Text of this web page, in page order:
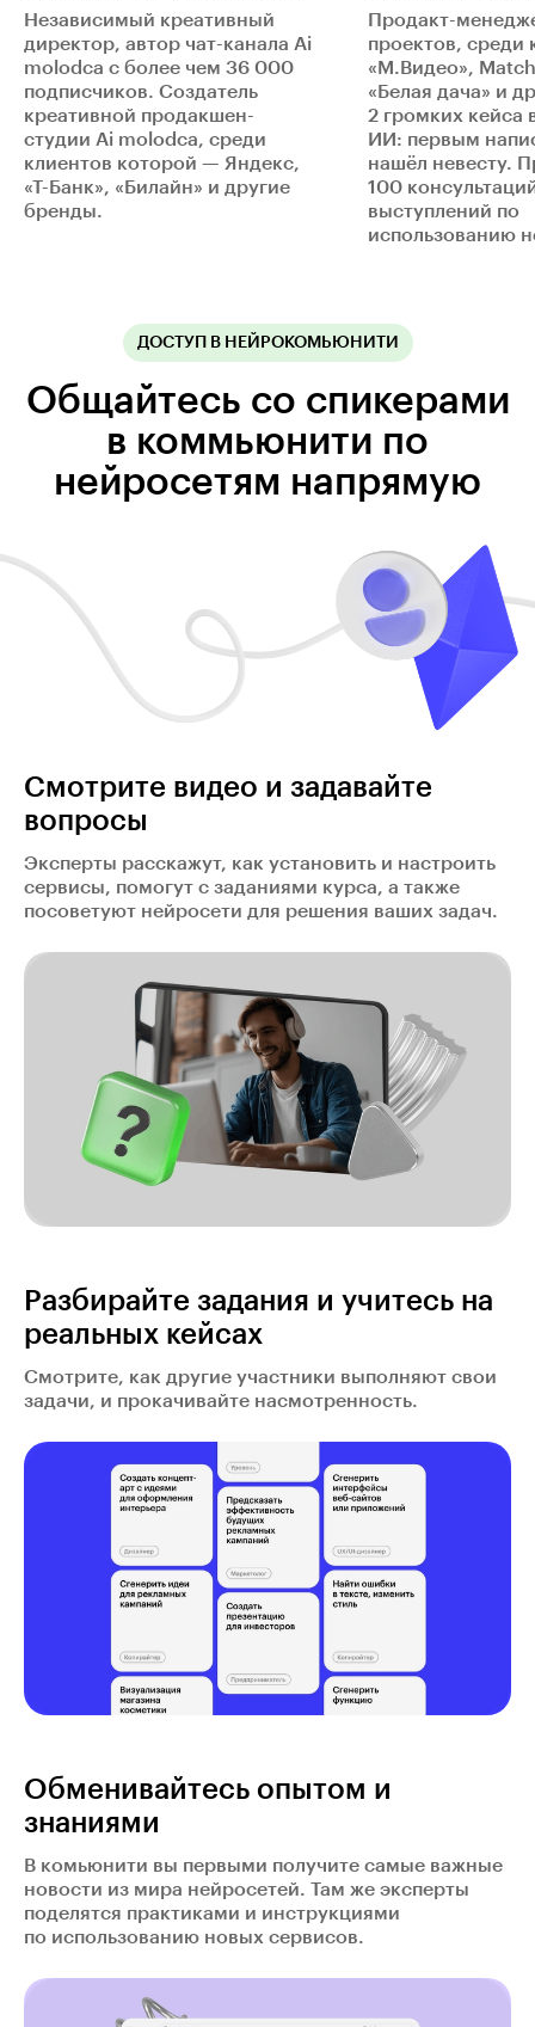
Независимый креативный
директор, автор чат-канала Ai
molodca с более чем 36 000
подписчиков. Cоздатель
креативной продакшен-
студии Ai molodca, среди
клиентов которой — Яндекс,
«Т-Банк», «Билайн» и другие
бренды.
Продакт-
проектов, среди
«М.Видео»,
«Белая дача» и
2 громких кейса
ИИ: первым
нашёл невесту.
100
выступлений по
использованию
ДОСТУП В НЕЙРОКОМЬЮНИТИ
Общайтесь со спикерами
в коммьюнити по
нейросетям напрямую
Смотрите видео и задавайте
вопросы
Эксперты расскажут, как установить и настроить
сервисы, помогут с заданиями курса, а также
посоветуют нейросети для решения ваших задач.
Разбирайте задания и учитесь на
реальных кейсах
Смотрите, как другие участники выполняют свои
задачи, и прокачивайте насмотренность.
Обменивайтесь опытом и
знаниями
В комьюнити вы первыми получите самые важные
новости из мира нейросетей. Там же эксперты
поделятся практиками и инструкциями
по использованию новых сервисов.